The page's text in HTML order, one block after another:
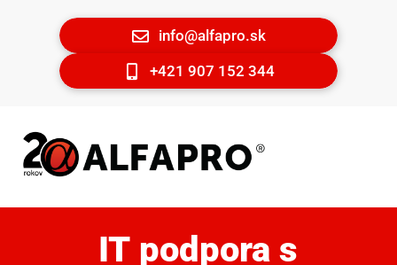
info@alfapro.sk
+421 907 152 344
IT podpora s